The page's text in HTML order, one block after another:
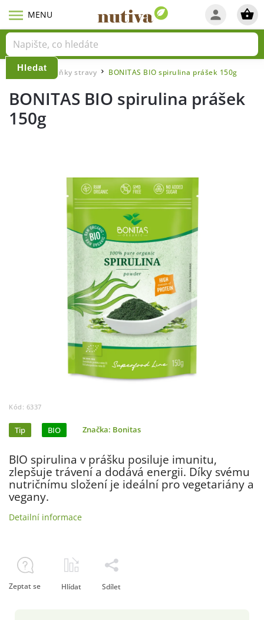
Hledat
Domů / Doplňky stravy / BONITAS BIO spirulina prášek 150g
BONITAS BIO spirulina prášek
150g
Kód: 6337
Tip BIO Značka: Bonitas
BIO spirulina v prášku posiluje imunitu,
zlepšuje trávení a dodává energii. Díky svému
nutričnímu složení je ideální pro vegetariány a
vegany.
Detailní informace
Zeptat se Hlídat Sdílet